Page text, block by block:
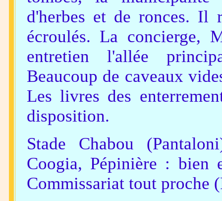
d'herbes et de ronces. Il
écroulés. La concierge,
entretien l'allée
Beaucoup de caveaux
Les livres des
disposition.
Stade Chabou
Coogia, Pépinière : bien
Commissariat tout proche